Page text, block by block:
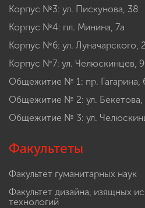
Корпус №3: ул. Пискунова, 38
Корпус №4: пл. Минина, 7а
Корпус №6: ул. Луначарского,
Корпус №7: ул. Челюскинцев, 9
Общежитие № 1: пр. Гагарина,
Общежитие № 2: ул. Бекетова,
Общежитие № 3: ул.
Факультеты
Факультет гуманитарных наук
Факультет дизайна, изящных
технологий